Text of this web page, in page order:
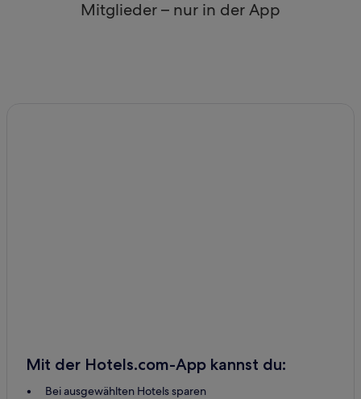
Mitglieder – nur in der App
Mit der Hotels.com-App kannst du:
Bei ausgewählten Hotels sparen